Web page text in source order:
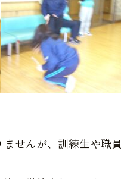
せんが、訓練生や職員